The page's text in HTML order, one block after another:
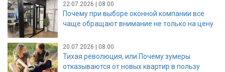
22.07.2026 | 08:00
Почему при выборе оконной компании все
чаще обращают внимание не только на цену
20.07.2026 | 08:00
Тихая революция, или Почему зумеры
отказываются от новых квартир в пользу